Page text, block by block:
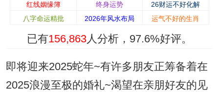
红线姻缘簿 终身运势
26财运不好化解
八字命运精批
2026年风水布局 运气不好的生肖
已有156,863人分析， 97.6%好评。
即将迎来2025蛇年~有许多朋友正筹备着在
2025浪漫至极的婚礼~渴望在亲朋好友的见